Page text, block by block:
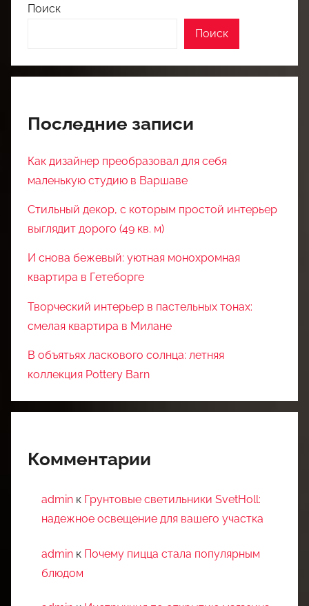
Поиск
Поиск
Последние записи
Как дизайнер преобразовал для себя
маленькую студию в Варшаве
Стильный декор, с которым простой интерьер
выглядит дорого (49 кв. м)
И снова бежевый: уютная монохромная
квартира в Гетеборге
Творческий интерьер в пастельных тонах:
смелая квартира в Милане
В объятьях ласкового солнца: летняя
коллекция Pottery Barn
Комментарии
admin к Грунтовые светильники SvetHoll:
надежное освещение для вашего участка
admin к Почему пицца стала популярным
блюдом